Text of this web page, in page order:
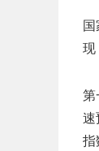
现
第
速
指